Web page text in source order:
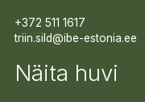
+372 511 1617
triin.sild@ibe-estonia.ee
Näita huvi